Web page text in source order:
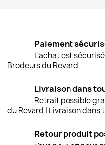
Paiement
L'achat est
Brodeurs du Revard
Livraison dans
Retrait possible
du Revard | Livraison dans
Retour produit